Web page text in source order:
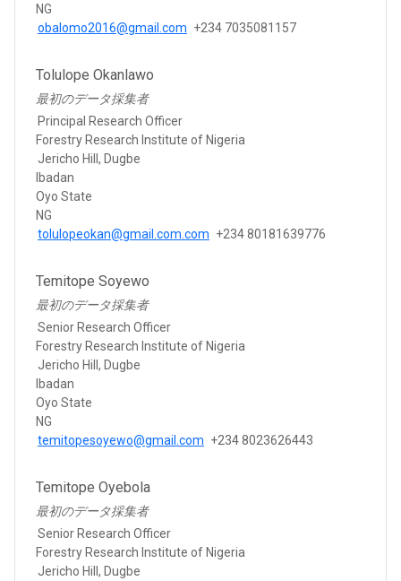
NG
obalomo2016@gmail.com +234 7035081157
Tolulope Okanlawo
最初のデータ採集者
Principal Research Officer
Forestry Research Institute of Nigeria
Jericho Hill, Dugbe
Ibadan
Oyo State
NG
tolulopeokan@gmail.com.com +234 80181639776
Temitope Soyewo
最初のデータ採集者
Senior Research Officer
Forestry Research Institute of Nigeria
Jericho Hill, Dugbe
Ibadan
Oyo State
NG
temitopesoyewo@gmail.com +234 8023626443
Temitope Oyebola
最初のデータ採集者
Senior Research Officer
Forestry Research Institute of Nigeria
Jericho Hill, Dugbe